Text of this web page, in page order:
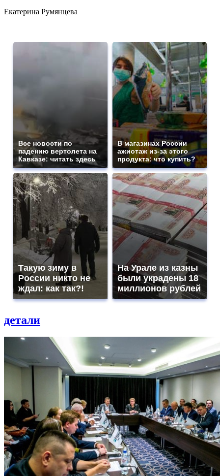
Екатерина Румянцева
Все новости по
падению вертолета на
Кавказе: читать здесь
В магазинах России
ажиотаж из-за этого
продукта: что купить?
Такую зиму в
России никто не
ждал: как так?!
На Урале из казны
были украдены 18
миллионов рублей
детали